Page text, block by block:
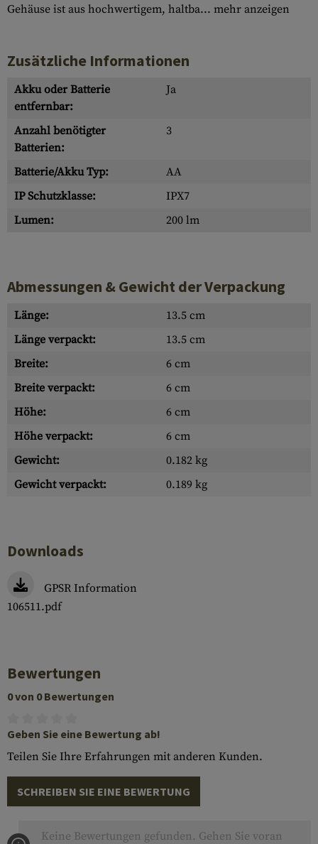
Gehäuse ist aus hochwertigem, haltba... mehr anzeigen
Zusätzliche Informationen
Akku oder Batterie
entfernbar:
Ja
Anzahl benötigter
Batterien:
3
Batterie/Akku Typ:
AA
IP Schutzklasse:
IPX7
Lumen:
200 lm
Abmessungen & Gewicht der Verpackung
Länge:
13.5 cm
Länge verpackt:
13.5 cm
Breite:
6 cm
Breite verpackt:
6 cm
Höhe:
6 cm
Höhe verpackt:
6 cm
Gewicht:
0.182 kg
Gewicht verpackt:
0.189 kg
Downloads
GPSR Information
106511.pdf
Bewertungen
0 von 0 Bewertungen
Geben Sie eine Bewertung ab!
Teilen Sie Ihre Erfahrungen mit anderen Kunden.
SCHREIBEN SIE EINE BEWERTUNG
Keine Bewertungen gefunden. Gehen Sie voran